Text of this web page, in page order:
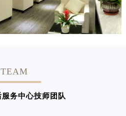
TEAM
务中心技师团队